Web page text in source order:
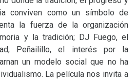
conviven como un símbolo de
la fuerza de la organización
y la tradición; DJFuego, el
Peñailillo, el interés por la
un modelo social que no ha
La película nos invita a